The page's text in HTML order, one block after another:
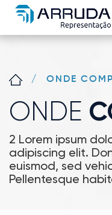
/ ONDE
ONDE
2 Lorem ipsum
adipiscing elit.
euismod, sed
Pellentesque